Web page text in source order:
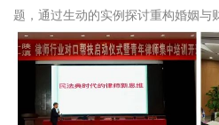
题，通过生动的实例探讨重构婚姻与